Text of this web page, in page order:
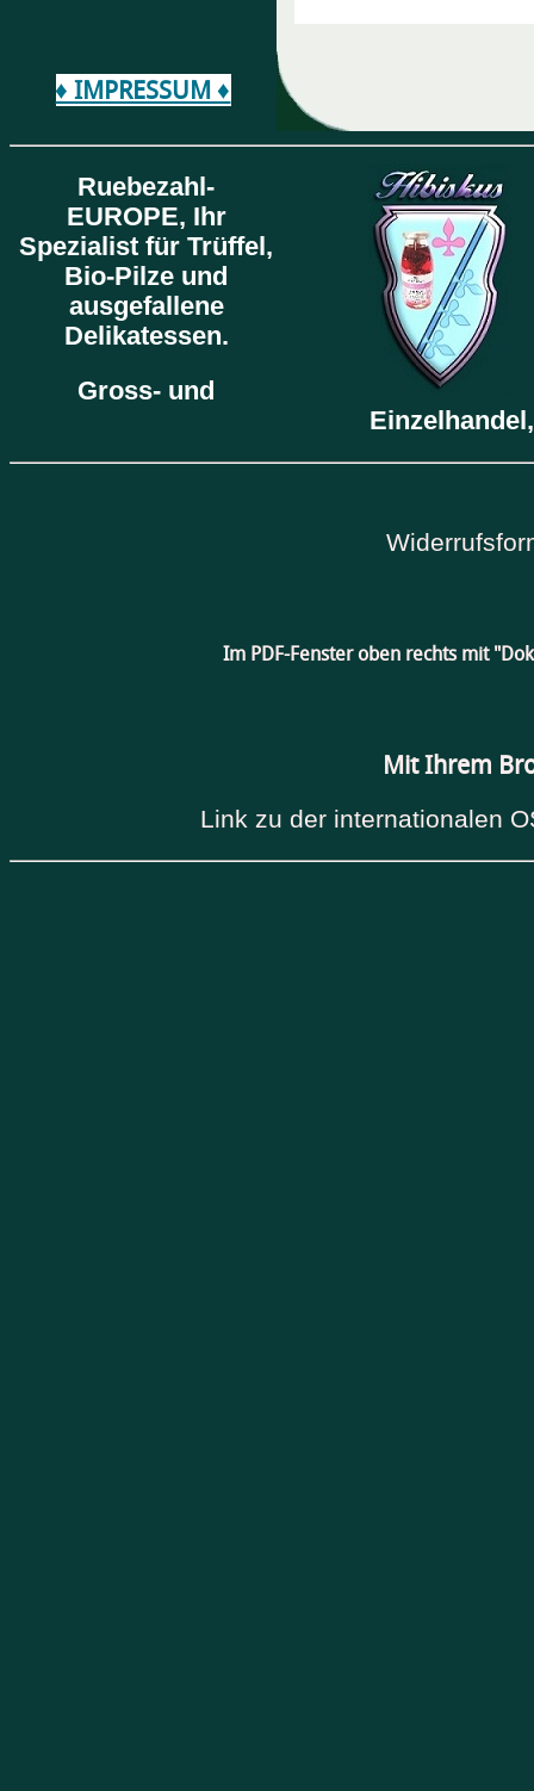
♦ IMPRESSUM ♦
Ruebezahl-
EUROPE, Ihr
Spezialist für Trüffel,
Bio-Pilze und
ausgefallene
Delikatessen.
Gross- und
Im PDF-Fenster oben rechts mit
Mit Ihrem
Link zu der internationalen